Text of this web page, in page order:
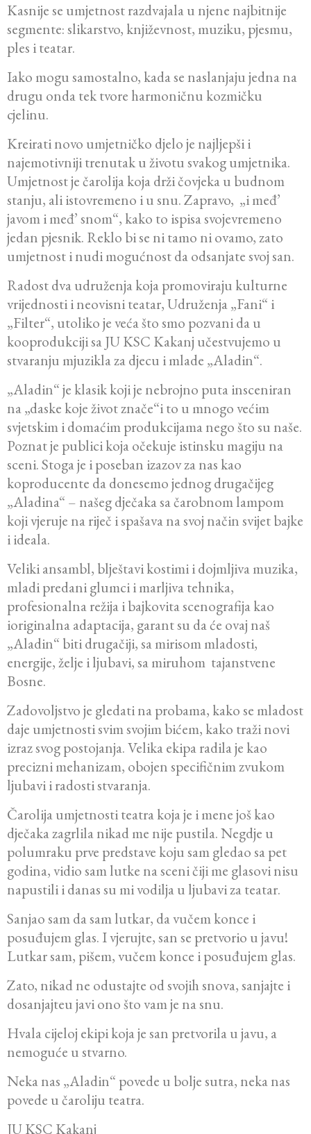
Kasnije se umjetnost razdvajala u njene najbitnije
segmente: slikarstvo, književnost, muziku, pjesmu,
ples i teatar.
Iako mogu samostalno, kada se naslanjaju jedna na
drugu onda tek tvore harmoničnu kozmičku
cjelinu.
Kreirati novo umjetničko djelo je najljepši i
najemotivniji trenutak u životu svakog umjetnika.
Umjetnost je čarolija koja drži čovjeka u budnom
stanju, ali istovremeno i u snu. Zapravo, „i međ’
javom i međ’ snom“, kako to ispisa svojevremeno
jedan pjesnik. Reklo bi se ni tamo ni ovamo, zato
umjetnost i nudi mogućnost da odsanjate svoj san.
Radost dva udruženja koja promoviraju kulturne
vrijednosti i neovisni teatar, Udruženja „Fani“ i
„Filter“, utoliko je veća što smo pozvani da u
kooprodukciji sa JU KSC Kakanj učestvujemo u
stvaranju mjuzikla za djecu i mlade „Aladin“.
„Aladin“ je klasik koji je nebrojno puta insceniran
na „daske koje život znače“i to u mnogo većim
svjetskim i domaćim produkcijama nego što su naše.
Poznat je publici koja očekuje istinsku magiju na
sceni. Stoga je i poseban izazov za nas kao
koproducente da donesemo jednog drugačijeg
„Aladina“ – našeg dječaka sa čarobnom lampom
koji vjeruje na riječ i spašava na svoj način svijet bajke
i ideala.
Veliki ansambl, blještavi kostimi i dojmljiva muzika,
mladi predani glumci i marljiva tehnika,
profesionalna režija i bajkovita scenografija kao
ioriginalna adaptacija, garant su da će ovaj naš
„Aladin“ biti drugačiji, sa mirisom mladosti,
energije, želje i ljubavi, sa miruhom tajanstvene
Bosne.
Zadovoljstvo je gledati na probama, kako se mladost
daje umjetnosti svim svojim bićem, kako traži novi
izraz svog postojanja. Velika ekipa radila je kao
precizni mehanizam, obojen specifičnim zvukom
ljubavi i radosti stvaranja.
Čarolija umjetnosti teatra koja je i mene još kao
dječaka zagrlila nikad me nije pustila. Negdje u
polumraku prve predstave koju sam gledao sa pet
godina, vidio sam lutke na sceni čiji me glasovi nisu
napustili i danas su mi vodilja u ljubavi za teatar.
Sanjao sam da sam lutkar, da vučem konce i
posuđujem glas. I vjerujte, san se pretvorio u javu!
Lutkar sam, pišem, vučem konce i posuđujem glas.
Zato, nikad ne odustajte od svojih snova, sanjajte i
dosanjajteu javi ono što vam je na snu.
Hvala cijeloj ekipi koja je san pretvorila u javu, a
nemoguće u stvarno.
Neka nas „Aladin“ povede u bolje sutra, neka nas
povede u čaroliju teatra.
JU KSC Kakanj